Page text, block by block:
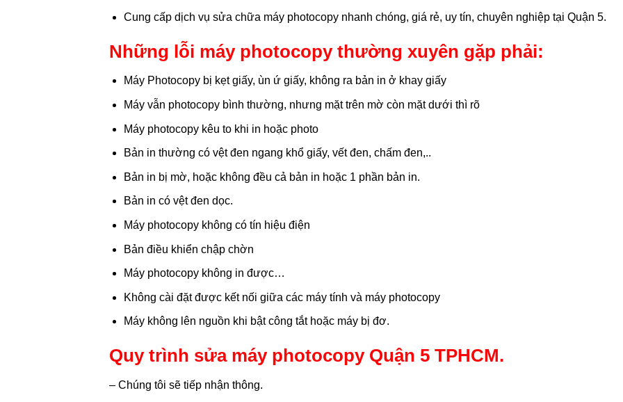
Cung cấp dịch vụ sửa chữa máy photocopy nhanh chóng, giá rẻ, uy tín, chuyên nghiệp tại Quận 5.
Những lỗi máy photocopy thường xuyên gặp phải:
Máy Photocopy bị kẹt giấy, ùn ứ giấy, không ra bản in ở khay giấy
Máy vẫn photocopy bình thường, nhưng mặt trên mờ còn mặt dưới thì rõ
Máy photocopy kêu to khi in hoặc photo
Bản in thường có vệt đen ngang khổ giấy, vết đen, chấm đen,..
Bản in bị mờ, hoặc không đều cả bản in hoặc 1 phần bản in.
Bản in có vệt đen dọc.
Máy photocopy không có tín hiệu điện
Bản điều khiển chập chờn
Máy photocopy không in được…
Không cài đặt được kết nối giữa các máy tính và máy photocopy
Máy không lên nguồn khi bật công tắt hoặc máy bị đơ.
Quy trình sửa máy photocopy Quận 5 TPHCM.
– Chúng tôi sẽ tiếp nhận thông.